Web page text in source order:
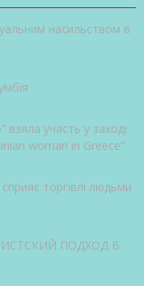
насильством в
участь у заході
woman in Greece”
торгівлі людьми
ПОДХОД В